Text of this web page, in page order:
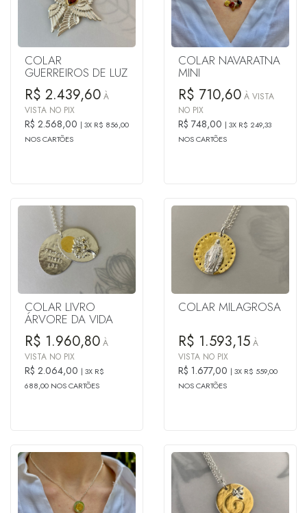
COLAR
GUERREIROS DE LUZ
R$ 2.439,60 À
VISTA NO PIX
R$ 2.568,00
3X R$ 856,00
NOS CARTÕES
COLAR NAVARATNA
MINI
R$ 710,60 À VISTA
NO PIX
R$ 748,00
3X R$ 249,33
NOS CARTÕES
COLAR LIVRO
ÁRVORE DA VIDA
R$ 1.960,80 À
VISTA NO PIX
R$ 2.064,00
3X R$
688,00 NOS CARTÕES
COLAR MILAGROSA
R$ 1.593,15 À
VISTA NO PIX
R$ 1.677,00
3X R$ 559,00
NOS CARTÕES